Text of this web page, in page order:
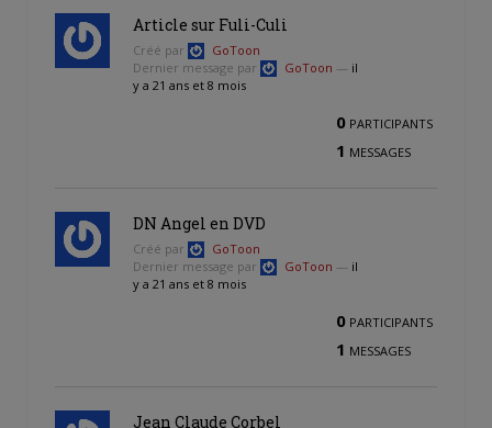
Article sur Fuli-Culi
Créé par
GoToon
Dernier message par
GoToon — il
y a 21 ans et 8 mois
0 PARTICIPANTS
1 MESSAGES
DN Angel en DVD
Créé par
GoToon
Dernier message par
GoToon — il
y a 21 ans et 8 mois
0 PARTICIPANTS
1 MESSAGES
Jean Claude Corbel